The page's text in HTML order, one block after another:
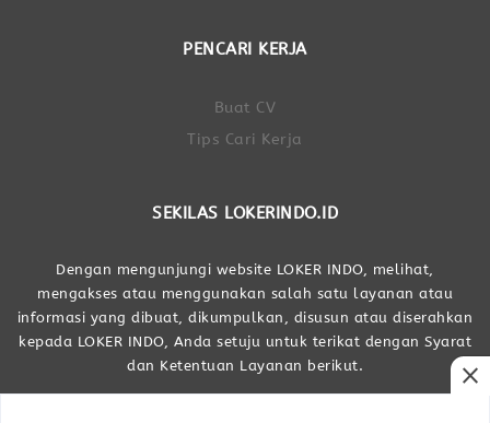
PENCARI KERJA
Buat CV
Tips Cari Kerja
SEKILAS LOKERINDO.ID
Dengan mengunjungi website LOKER INDO, melihat,
mengakses atau menggunakan salah satu layanan atau
informasi yang dibuat, dikumpulkan, disusun atau diserahkan
kepada LOKER INDO, Anda setuju untuk terikat dengan Syarat
dan Ketentuan Layanan berikut.
close